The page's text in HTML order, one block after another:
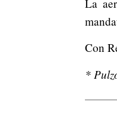
La
Con
*